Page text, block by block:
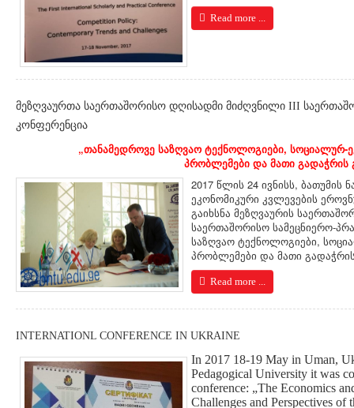
Read more ...
მეზღვაურთა საერთაშორისო დღისადმი მიძღვნილი III
კონფერენცია
„თანამედროვე საზღვაო ტექნოლოგიები, სოციალურ-
პრობლემები და მათი გადაჭრის
2017 წლის 24 ივნისს, ბათუმის
ეკონომიკური კვლევების
გაიხსნა მეზღვაურის
საერთაშორისო სამეცნიერო-
საზღვაო ტექნოლოგიები,
პრობლემები და მათი გადაჭრის
Read more ...
INTERNATIONL CONFERENCE IN UKRAINE
In 2017 18-19 May in Uman,
Pedagogical University it was
conference: „The Economics
Challenges and Perspectives of